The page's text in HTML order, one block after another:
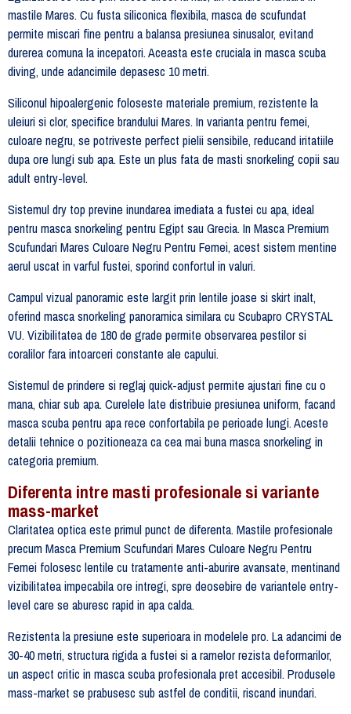
mastile Mares. Cu fusta siliconica flexibila, masca de scufundat
permite miscari fine pentru a balansa presiunea sinusalor, evitand
durerea comuna la incepatori. Aceasta este cruciala in masca scuba
diving, unde adancimile depasesc 10 metri.
Siliconul hipoalergenic foloseste materiale premium, rezistente la
uleiuri si clor, specifice brandului Mares. In varianta pentru femei,
culoare negru, se potriveste perfect pielii sensibile, reducand iritatiile
dupa ore lungi sub apa. Este un plus fata de masti snorkeling copii sau
adult entry-level.
Sistemul dry top previne inundarea imediata a fustei cu apa, ideal
pentru masca snorkeling pentru Egipt sau Grecia. In Masca Premium
Scufundari Mares Culoare Negru Pentru Femei, acest sistem mentine
aerul uscat in varful fustei, sporind confortul in valuri.
Campul vizual panoramic este largit prin lentile joase si skirt inalt,
oferind masca snorkeling panoramica similara cu Scubapro CRYSTAL
VU. Vizibilitatea de 180 de grade permite observarea pestilor si
coralilor fara intoarceri constante ale capului.
Sistemul de prindere si reglaj quick-adjust permite ajustari fine cu o
mana, chiar sub apa. Curelele late distribuie presiunea uniform, facand
masca scuba pentru apa rece confortabila pe perioade lungi. Aceste
detalii tehnice o pozitioneaza ca cea mai buna masca snorkeling in
categoria premium.
Diferenta intre masti profesionale si variante
mass-market
Claritatea optica este primul punct de diferenta. Mastile profesionale
precum Masca Premium Scufundari Mares Culoare Negru Pentru
Femei folosesc lentile cu tratamente anti-aburire avansate, mentinand
vizibilitatea impecabila ore intregi, spre deosebire de variantele entry-
level care se aburesc rapid in apa calda.
Rezistenta la presiune este superioara in modelele pro. La adancimi de
30-40 metri, structura rigida a fustei si a ramelor rezista deformarilor,
un aspect critic in masca scuba profesionala pret accesibil. Produsele
mass-market se prabusesc sub astfel de conditii, riscand inundari.